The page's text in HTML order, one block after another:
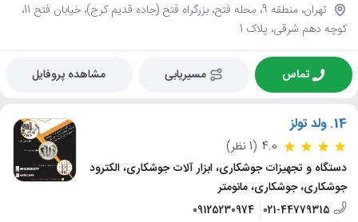
تهران، منطقه 9، محله فتح، بزرگراه فتح (جاده قدیم کرج)، خیابان فتح 11،
کوچه دهم شرقی، پلاک 1
تماس مسیریابی مشاهده پروفایل
14. ولد تولز
4.0 (1 نظر)
دستگاه و تجهیزات جوشکاری، ابزار آلات جوشکاری، الکترود
جوشکاری، جوشکاری، مانومتر
021-44779315
09125230974